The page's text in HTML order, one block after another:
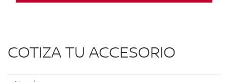
COTIZA TU ACCESORIO